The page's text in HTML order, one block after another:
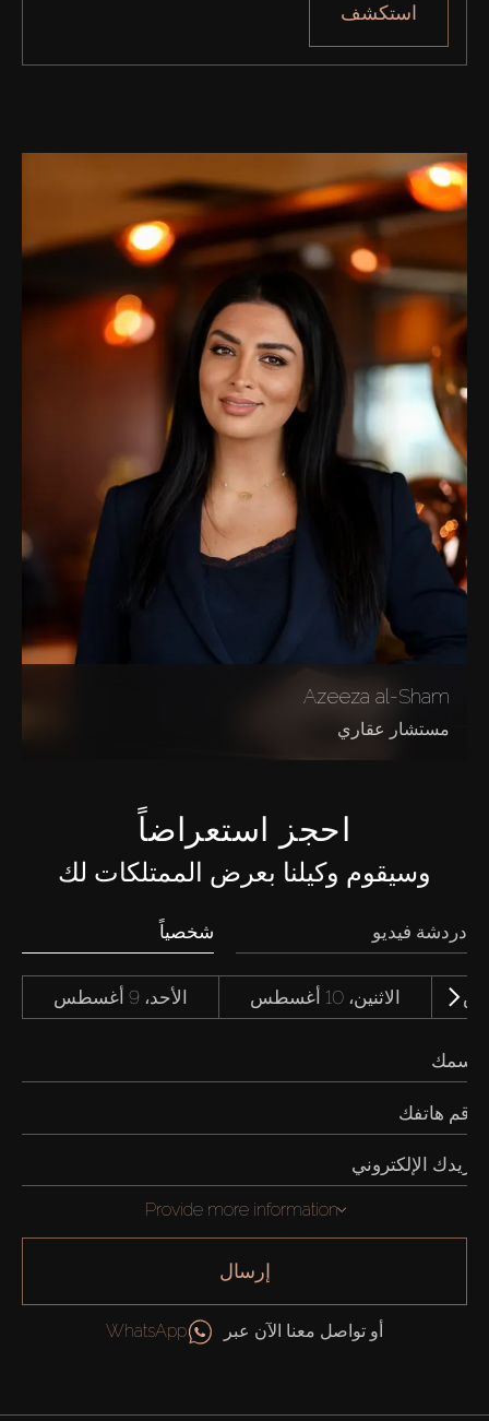
استكشف
Azeeza al-Sham
مستشار عقاري
احجز استعراضاً
وسيقوم وكيلنا بعرض الممتلكات لك
شخصياً دردشة فيديو
الأحد، 9 أغسطس الاثنين، 10 أغسطس
Provide more information
إرسال
أو تواصل معنا الآن عبر WhatsApp